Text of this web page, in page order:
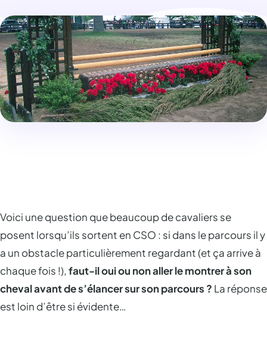
Voici une question que beaucoup de cavaliers se
posent lorsqu’ils sortent en CSO : si dans le parcours il y
a un obstacle particulièrement regardant (et ça arrive à
chaque fois !), faut-il oui ou non aller le montrer à son
cheval avant de s’élancer sur son parcours ? La réponse
est loin d’être si évidente…